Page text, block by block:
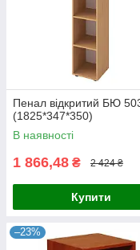
Пенал відкритий БЮ
(1825*347*350)
В наявності
1 866,48 ₴ 2 424 ₴
Купити
–23%